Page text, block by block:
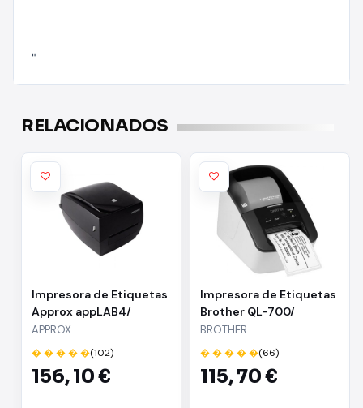
"
RELACIONADOS
Impresora de Etiquetas
Approx appLAB4/
Térmica/ Ancho
etiqueta 20 a 118mm/
USB-RS232-Ethernet/
Negra
APPROX
� � � � �(102)
156,10 €
Impresora de Etiquetas
Brother QL-700/
Térmica/ Ancho
etiqueta 62mm/ USB/
Blanca y Negra
BROTHER
� � � � �(66)
115,70 €